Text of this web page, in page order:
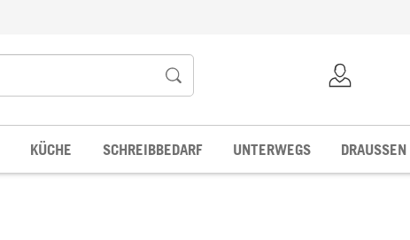
KÜCHE SCHREIBBEDARF UNTERWEGS DRAUSSEN